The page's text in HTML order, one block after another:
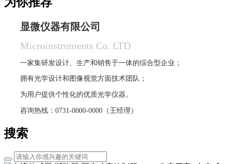
显微仪器有限公司
Microinstruments Co. LTD
一家集研发设计、生产和销售于一体的综合型企业；
拥有光学设计和图像视觉方面技术团队；
为用户提供个性化的优质光学仪器。
咨询热线：0731-0000-0000（王经理）
搜索